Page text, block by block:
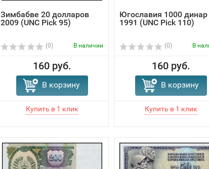
Зимбабве 20 долларов
2009 (UNC Pick 95)
(0) В наличии
160 руб.
В корзину
Югославия 1000 динар
1991 (UNC Pick 110)
(0) В
160 руб.
В корзину